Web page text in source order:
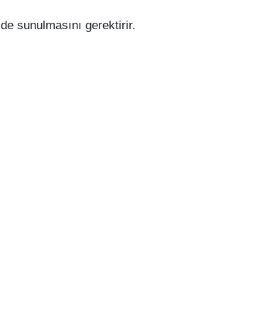
sunulmasını gerektirir.